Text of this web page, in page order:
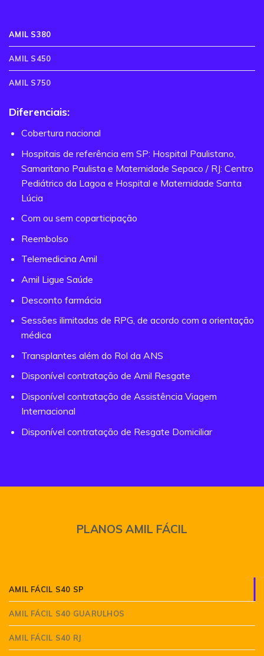
AMIL S380
AMIL S450
AMIL S750
Diferenciais:
Cobertura nacional
Hospitais de referência em SP: Hospital Paulistano,
Samaritano Paulista e Maternidade Sepaco / RJ: Centro
Pediátrico da Lagoa e Hospital e Maternidade Santa
Lúcia
Com ou sem coparticipação
Reembolso
Telemedicina Amil
Amil Ligue Saúde
Desconto farmácia
Sessões ilimitadas de RPG, de acordo com a orientação
médica
Transplantes além do Rol da ANS
Disponível contratação de Amil Resgate
Disponível contratação de Assistência Viagem
Internacional
Disponível contratação de Resgate Domiciliar
PLANOS AMIL FÁCIL
AMIL FÁCIL S40 SP
AMIL FÁCIL S40 GUARULHOS
AMIL FÁCIL S40 RJ